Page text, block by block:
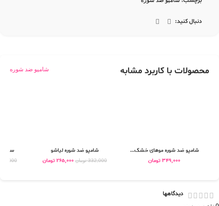
دنبال کنید:
محصولات با کاربرد مشابه شامپو ضد شوره
شامپو ضد شوره موهای خشک...
349,000 تومان
شامپو ضد شوره لیاشو
332,000 تومان 265,000 تومان
سرم
دیدگاهها